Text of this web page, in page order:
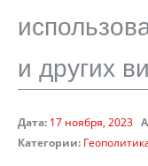
и других
Дата: 17 ноября, 2023
Категории: